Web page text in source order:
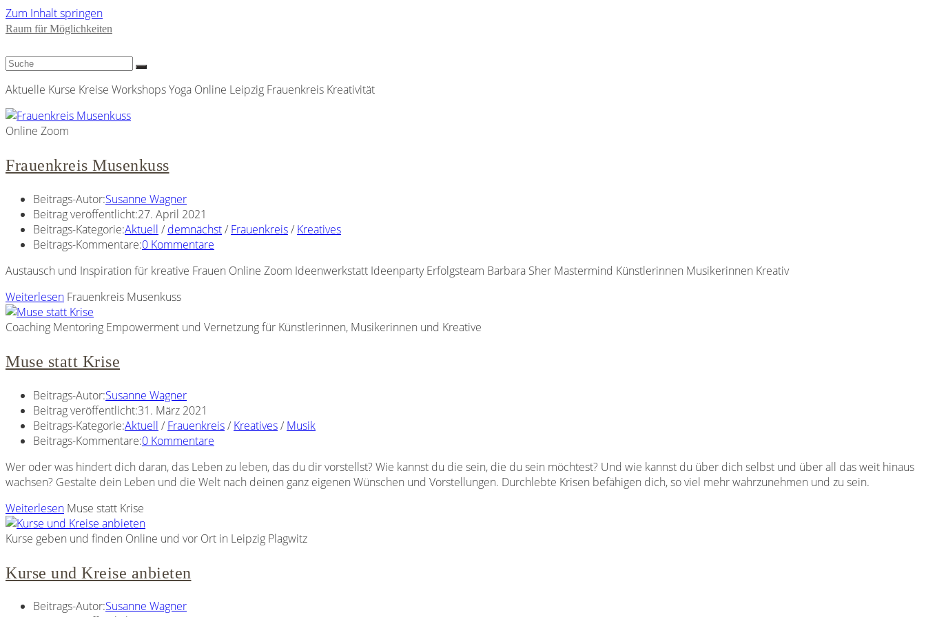
Zum Inhalt springen
Raum für Möglichkeiten
Aktuelle Kurse Kreise Workshops Yoga Online Leipzig Frauenkreis Kreativität
Online Zoom
Frauenkreis Musenkuss
Beitrags-Autor:Susanne Wagner
Beitrag veröffentlicht:27. April 2021
Beitrags-Kategorie:Aktuell / demnächst/ Frauenkreis/ Kreatives
Beitrags-Kommentare:0 Kommentare
Austausch und Inspiration für kreative Frauen Online Zoom Ideenwerkstatt Ideenparty Erfolgsteam Barbara Sher Mastermind Künstlerinnen Musikerinnen Kreativ
Weiterlesen Frauenkreis Musenkuss
Coaching Mentoring Empowerment und Vernetzung für Künstlerinnen, Musikerinnen und Kreative
Muse statt Krise
Beitrags-Autor:Susanne Wagner
Beitrag veröffentlicht:31. März 2021
Beitrags-Kategorie:Aktuell / Frauenkreis/ Kreatives/ Musik
Beitrags-Kommentare:0 Kommentare
Wer oder was hindert dich daran, das Leben zu leben, das du dir vorstellst? Wie kannst du die sein, die du sein möchtest? Und wie kannst du über dich selbst und über all das weit hinaus
wachsen? Gestalte dein Leben und die Welt nach deinen ganz eigenen Wünschen und Vorstellungen. Durchlebte Krisen befähigen dich, so viel mehr wahrzunehmen und zu sein.
Weiterlesen Muse statt Krise
Kurse geben und finden Online und vor Ort in Leipzig Plagwitz
Kurse und Kreise anbieten
Beitrags-Autor:Susanne Wagner